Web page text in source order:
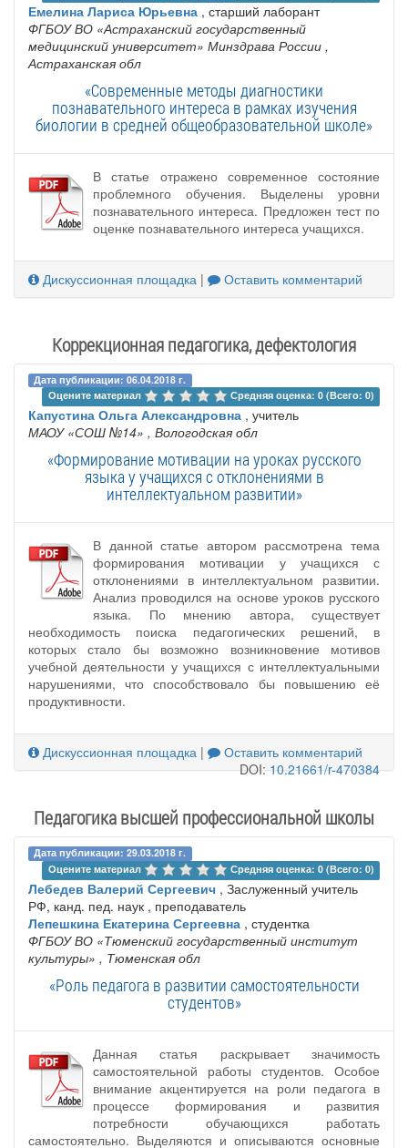
Емелина Лариса Юрьевна , старший лаборант
ФГБОУ ВО «Астраханский государственный
медицинский университет» Минздрава России ,
Астраханская обл
«Современные методы диагностики
познавательного интереса в рамках изучения
биологии в средней общеобразовательной школе»
В статье отражено современное состояние
проблемного обучения. Выделены уровни
познавательного интереса. Предложен тест по
оценке познавательного интереса учащихся.
Дискуссионная площадка | Оставить комментарий
Коррекционная педагогика, дефектология
Дата публикации: 06.04.2018 г.
Оцените материал
Средняя оценка: 0 (Всего: 0)
Капустина Ольга Александровна , учитель
МАОУ «СОШ №14» , Вологодская обл
«Формирование мотивации на уроках русского
языка у учащихся с отклонениями в
интеллектуальном развитии»
В данной статье автором рассмотрена тема
формирования мотивации у учащихся с
отклонениями в интеллектуальном развитии.
Анализ проводился на основе уроков русского
языка. По мнению автора, существует
необходимость поиска педагогических решений, в
которых стало бы возможно возникновение мотивов
учебной деятельности у учащихся с интеллектуальными
нарушениями, что способствовало бы повышению её
продуктивности.
Дискуссионная площадка |
Оставить комментарий
DOI:10.21661/r-470384
Педагогика высшей профессиональной школы
Дата публикации: 29.03.2018 г.
Оцените материал
Средняя оценка: 0 (Всего: 0)
Лебедев Валерий Сергеевич , Заслуженный учитель
РФ, канд. пед. наук , преподаватель
Лепешкина Екатерина Сергеевна , студентка
ФГБОУ ВО «Тюменский государственный институт
культуры» , Тюменская обл
«Роль педагога в развитии самостоятельности
студентов»
Данная статья раскрывает значимость
самостоятельной работы студентов. Особое
внимание акцентируется на роли педагога в
процессе формирования и развития
потребности обучающихся работать
самостоятельно. Выделяются и описываются основные